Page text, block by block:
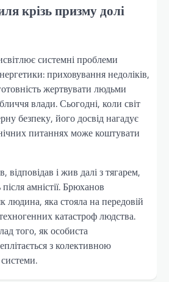
крізь призму долі
системні проблеми
приховування недоліків,
жертвувати людьми
влади. Сьогодні, коли світ
безпеку, його досвід нагадує
питаннях може коштувати
відповідав і жив далі з тягарем,
амністії. Брюханов
людина, яка стояла на передовій
катастроф людства.
того, як особиста
з колективною